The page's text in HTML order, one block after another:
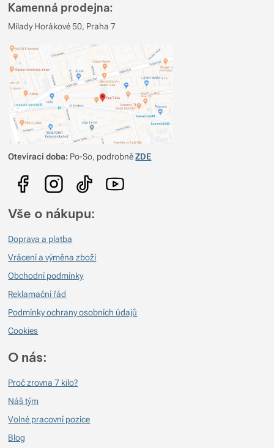
Kamenná prodejna:
Milady Horákové 50, Praha 7
Otevírací doba: Po-So, podrobněZDE
Vše o nákupu:
Doprava a platba
Vrácení a výměna zboží
Obchodní podmínky
Reklamační řád
Podmínky ochrany osobních údajů
Cookies
O nás:
Proč zrovna 7 kilo?
Náš tým
Volné pracovní pozice
Blog